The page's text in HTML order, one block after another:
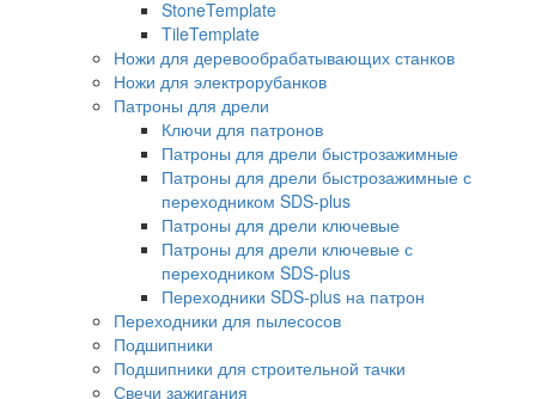
StoneTemplate
TileTemplate
Ножи для деревообрабатывающих станков
Ножи для электрорубанков
Патроны для дрели
Ключи для патронов
Патроны для дрели быстрозажимные
Патроны для дрели быстрозажимные с
переходником SDS-plus
Патроны для дрели ключевые
Патроны для дрели ключевые с
переходником SDS-plus
Переходники SDS-plus на патрон
Переходники для пылесосов
Подшипники
Подшипники для строительной тачки
Свечи зажигания